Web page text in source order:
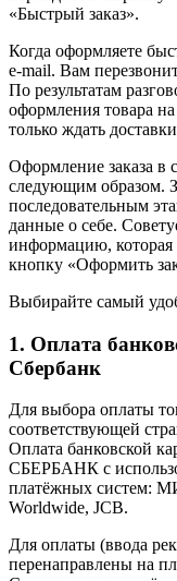
«Быстрый заказ».
Когда оформляете
e-mail. Вам
По результатам
оформления товара
только ждать
Оформление заказа в
следующим образом.
последовательным
данные о себе.
информацию,
кнопку «Оформить
Выбирайте самый
1. Оплата
Сбербанк
Для выбора оплаты
соответствующей
Оплата банковской
СБЕРБАНК с
платёжных систем:
Worldwide, JCB.
Для оплаты (ввода
перенаправлены на